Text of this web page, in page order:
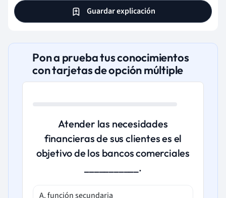
Guardar explicación
Pon a prueba tus conocimientos
con tarjetas de opción múltiple
Atender las necesidades
financieras de sus clientes es el
objetivo de los bancos comerciales
___________.
A. función secundaria